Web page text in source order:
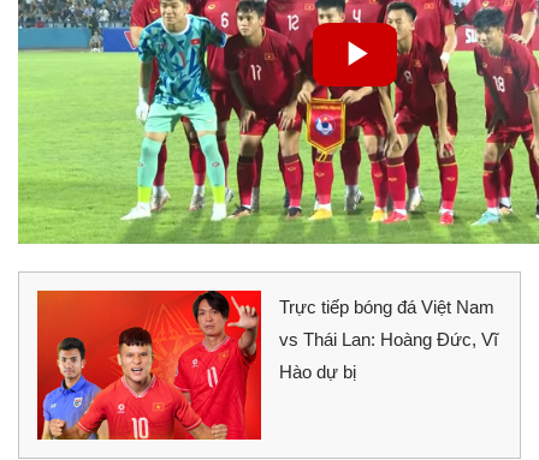
Trực tiếp bóng đá Việt Nam
vs Thái Lan: Hoàng Đức, Vĩ
Hào dự bị